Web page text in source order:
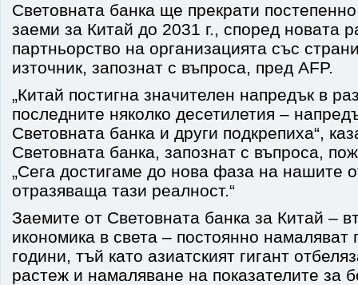
Световната банка ще прекрати
заеми за Китай до 2031 г., според новата
партньорство на организацията със
източник, запознат с въпроса, пред AFP.
„Китай постигна значителен напредък в
последните няколко десетилетия –
Световната банка и други подкрепиха“,
Световната банка, запознат с въпроса,
„Сега достигаме до нова фаза на нашите
отразяваща тази реалност.“
Заемите от Световната банка за Китай –
икономика в света – постоянно намаляват
години, тъй като азиатският гигант
растеж и намаляване на показателите за